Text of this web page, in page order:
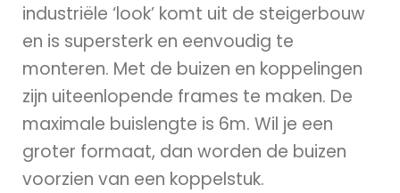
industriële ‘look’ komt uit de steigerbouw
en is supersterk en eenvoudig te
monteren. Met de buizen en koppelingen
zijn uiteenlopende frames te maken. De
maximale buislengte is 6m. Wil je een
groter formaat, dan worden de buizen
voorzien van een koppelstuk.